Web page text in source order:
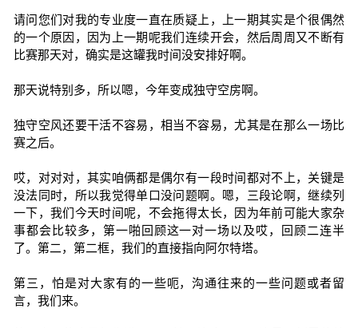
请问您们对我的专业度一直在质疑上，上一期其实是个很偶然
的一个原因，因为上一期呢我们连续开会，然后周周又不断有
比赛那天对，确实是这罐我时间没安排好啊。
那天说特别多，所以嗯，今年变成独守空房啊。
独守空风还要干活不容易，相当不容易，尤其是在那么一场比
赛之后。
哎，对对对，其实咱俩都是偶尔有一段时间都对不上，关键是
没法同时，所以我觉得单口没问题啊。嗯，三段论啊，继续列
一下，我们今天时间呢，不会拖得太长，因为年前可能大家杂
事都会比较多，第一啪回顾这一对一场以及哎，回顾二连半
了。第二，第二框，我们的直接指向阿尔特塔。
第三，怕是对大家有的一些呃，沟通往来的一些问题或者留
言，我们来。